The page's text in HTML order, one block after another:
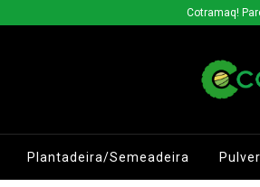
Cotramaq!
Plantadeira/Semeadeira